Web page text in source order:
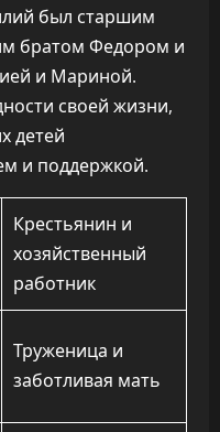
был старшим
братом Федором и
и Мариной.
своей жизни,
детей
и поддержкой.
Крестьянин и
хозяйственный
работник
Труженица и
заботливая мать